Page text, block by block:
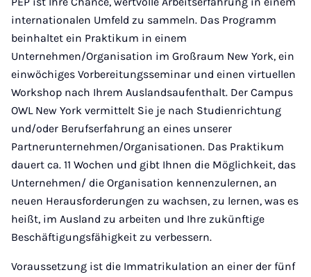
internationalen Umfeld zu sammeln. Das Programm
beinhaltet ein Praktikum in einem
Unternehmen/Organisation im Großraum New York, ein
einwöchiges Vorbereitungsseminar und einen virtuellen
Workshop nach Ihrem Auslandsaufenthalt. Der Campus
OWL New York vermittelt Sie je nach Studienrichtung
und/oder Berufserfahrung an eines unserer
Partnerunternehmen/Organisationen. Das Praktikum
dauert ca. 11 Wochen und gibt Ihnen die Möglichkeit, das
Unternehmen/ die Organisation kennenzulernen, an
neuen Herausforderungen zu wachsen, zu lernen, was es
heißt, im Ausland zu arbeiten und Ihre zukünftige
Beschäftigungsfähigkeit zu verbessern.
Voraussetzung ist die Immatrikulation an einer der fünf